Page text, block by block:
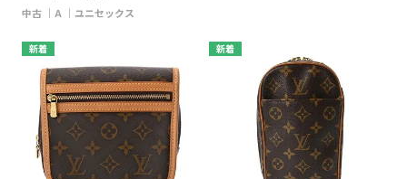
中古 A ユニセックス
新着 新着